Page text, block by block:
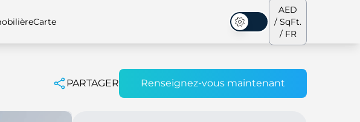
Maisons de villeMaisons de ville
Carte
Mode sombre
AED
/ SqFt.
/ FR
PARTAGER Renseignez-vous maintenant